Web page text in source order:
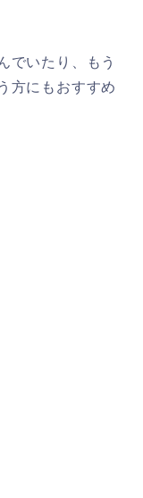
でいたり、もう
方にもおすすめ